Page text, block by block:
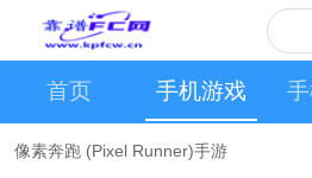
首页 手机游戏
像素奔跑 (Pixel Runner)手游